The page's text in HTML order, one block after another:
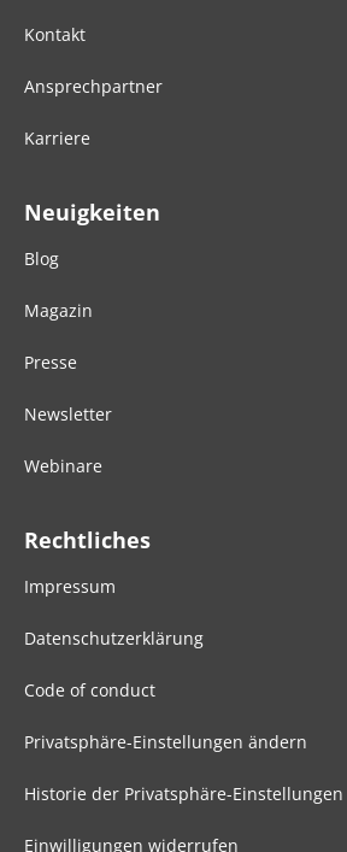
Kontakt
Ansprechpartner
Karriere
Neuigkeiten
Blog
Magazin
Presse
Newsletter
Webinare
Rechtliches
Impressum
Datenschutzerklärung
Code of conduct
Privatsphäre-Einstellungen ändern
Historie der Privatsphäre-Einstellungen
Einwilligungen widerrufen